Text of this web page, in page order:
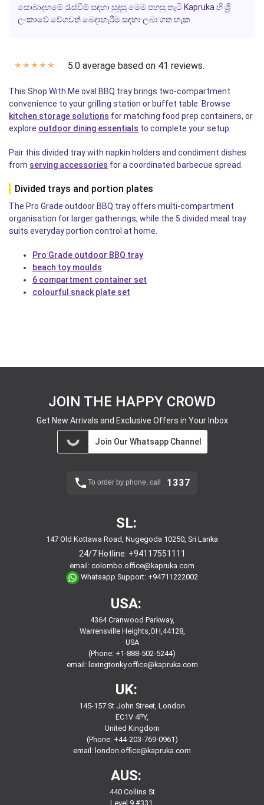
සොබාදහමේ රැස්වීම් සඳහා සුදුසු මෙම පහසු තැටි Kapruka හි ශ්‍රී
ලංකාවේ වේගවත් බෙදාහැරීම සඳහා ලබා ගත හැක.
✭ ✭ ✭ ✭ ✭ 5.0 average based on 41 reviews.
This Shop With Me oval BBQ tray brings two-compartment
convenience to your grilling station or buffet table. Browse
kitchen storage solutions for matching food prep containers, or
explore outdoor dining essentials to complete your setup.
Pair this divided tray with napkin holders and condiment dishes
from serving accessories for a coordinated barbecue spread.
Divided trays and portion plates
The Pro Grade outdoor BBQ tray offers multi-compartment
organisation for larger gatherings, while the 5 divided meal tray
suits everyday portion control at home.
Pro Grade outdoor BBQ tray
beach toy moulds
6 compartment container set
colourful snack plate set
JOIN THE HAPPY CROWD
Get New Arrivals and Exclusive Offers in Your Inbox
Join Our Whatsapp Channel
To order by phone, call 1337
SL:
147 Old Kottawa Road, Nugegoda 10250, Sri Lanka
24/7 Hotline: +94117551111
email: colombo.office@kapruka.com
Whatsapp Support: +94711222002
USA:
4364 Cranwood Parkway,
Warrensville Heights,OH,44128,
USA
(Phone: +1-888-502-5244)
email: lexingtonky.office@kapruka.com
UK:
145-157 St John Street, London
EC1V 4PY,
United Kingdom
(Phone: +44-203-769-0961)
email: london.office@kapruka.com
AUS:
440 Collins St
Level 9,#331,